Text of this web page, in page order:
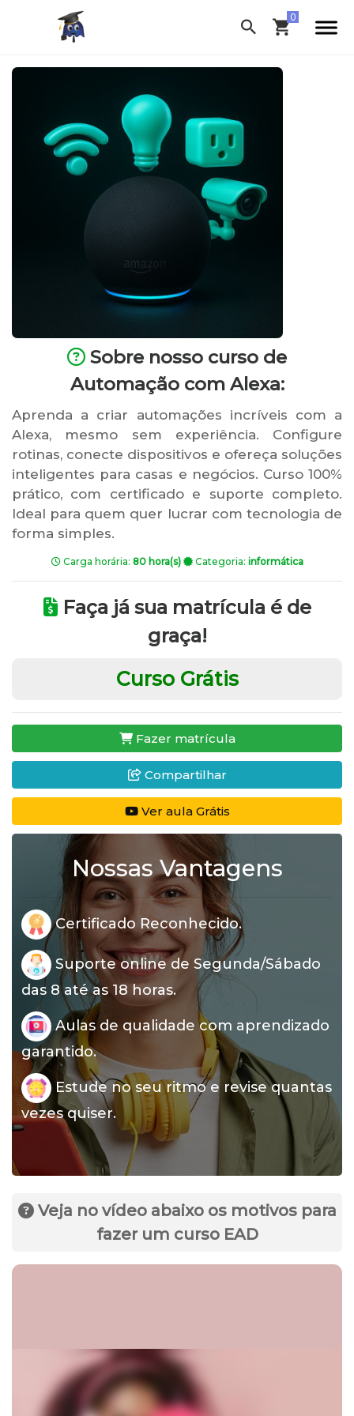
Sobre nosso curso de
Automação com Alexa:
Aprenda a criar automações incríveis com a
Alexa, mesmo sem experiência. Configure
rotinas, conecte dispositivos e ofereça soluções
inteligentes para casas e negócios. Curso 100%
prático, com certificado e suporte completo.
Ideal para quem quer lucrar com tecnologia de
forma simples.
Carga horária: 80 hora(s) Categoria: informática
Faça já sua matrícula é de
graça!
Curso Grátis
Fazer matrícula
Compartilhar
Ver aula Grátis
Nossas Vantagens
Certificado Reconhecido.
Suporte online de Segunda/Sábado
das 8 até as 18 horas.
Aulas de qualidade com aprendizado
garantido.
Estude no seu ritmo e revise quantas
vezes quiser.
Veja no vídeo abaixo os motivos para
fazer um curso EAD